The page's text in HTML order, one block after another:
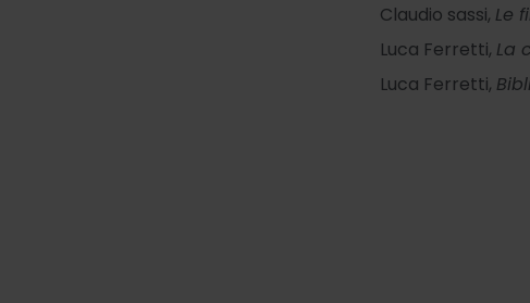
Claudio sassi, Le
Luca Ferretti, La
Luca Ferretti,